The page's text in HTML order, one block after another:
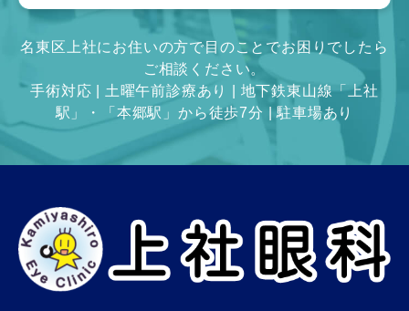
名東区上社にお住いの方で目のことでお困りでしたら
ご相談ください。
手術対応 | 土曜午前診療あり | 地下鉄東山線「上社
駅」・「本郷駅」から徒歩7分 | 駐車場あり